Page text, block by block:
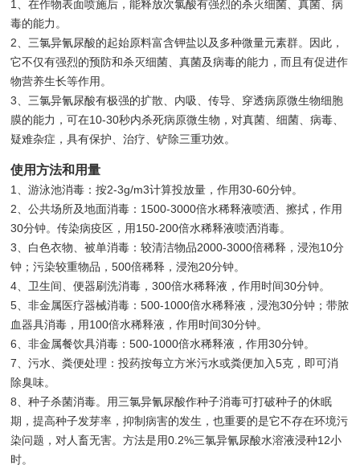
1、在作物表面喷施后，能释放次氯酸有强烈的杀灭细菌、真菌、病
毒的能力。
2、三氯异氰尿酸的起始原料富含钾盐以及多种微量元素群。因此，
它不仅有强烈的预防和杀灭细菌、真菌及病毒的能力，而且有促进作
物营养生长等作用。
3、三氯异氰尿酸有极强的扩散、内吸、传导、穿透病原微生物细胞
膜的能力，可在10-30秒内杀死病原微生物，对真菌、细菌、病毒、
疑难杂症，具有保护、治疗、铲除三重功效。
使用方法和用量
1、游泳池消毒：按2-3g/m3计算投放量，作用30-60分钟。
2、公共场所及地面消毒：1500-3000倍水稀释液喷洒、擦拭，作用
30分钟。传染病疫区，用150-200倍水稀释液喷洒消毒。
3、白色衣物、被单消毒：较清洁物品2000-3000倍稀释，浸泡10分
钟；污染较重物品，500倍稀释，浸泡20分钟。
4、卫生间、便器刷洗消毒，300倍水稀释液，作用时间30分钟。
5、非金属医疗器械消毒：500-1000倍水稀释液，浸泡30分钟；带脓
血器具消毒，用100倍水稀释液，作用时间30分钟。
6、非金属餐饮具消毒：500-1000倍水稀释液，作用30分钟。
7、污水、粪便处理：投药按每立方米污水或粪便加入5克，即可消
除臭味。
8、种子杀菌消毒。用三氯异氰尿酸作种子消毒可打破种子的休眠
期，提高种子发芽率，抑制病害的发生，也重要的是它不存在环境污
染问题，对人畜无害。方法是用0.2%三氯异氰尿酸水溶液浸种12小
时。